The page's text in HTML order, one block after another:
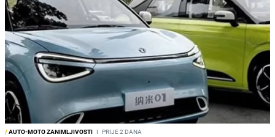
/AUTO-MOTO ZANIMLJIVOSTI I PRIJE 2 DANA